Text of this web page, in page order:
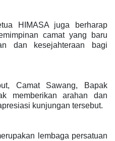
HIMASA juga berharap
camat yang baru
dan kesejahteraan bagi
Camat Sawang, Bapak
memberikan arahan dan
kunjungan tersebut.
lembaga persatuan